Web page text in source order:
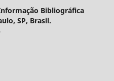
Bibliográfica
SP, Brasil.